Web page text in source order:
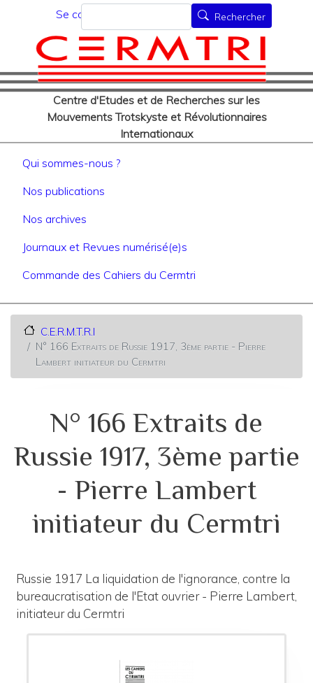
au
contenu
principal
Menu du compte de
Se connecter
Centre d'Etudes et de Recherches sur les
Mouvements Trotskyste et Révolutionnaires
Internationaux
Rechercher Rechercher
Navigation principale
Qui sommes-nous ?
Nos publications
Nos archives
Journaux et Revues numérisé(e)s
Commande des Cahiers du Cermtri
C.E.R.M.T.R.I
N° 166 Extraits de Russie 1917, 3ème partie - Pierre
Lambert initiateur du Cermtri
N° 166 Extraits de
Russie 1917, 3ème partie
- Pierre Lambert
initiateur du Cermtri
Russie 1917 La liquidation de l'ignorance, contre la
bureaucratisation de l'Etat ouvrier - Pierre Lambert,
initiateur du Cermtri